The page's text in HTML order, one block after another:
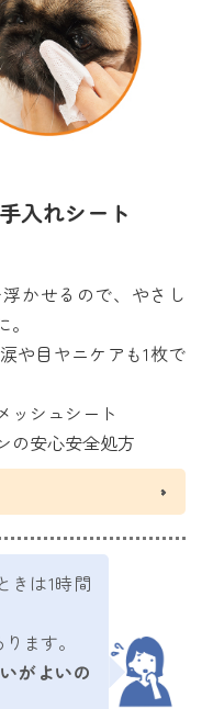
入れシート
かせるので、やさし
や目ヤニケアも1枚で
ッシュシート
の安心安全処方
きは1時間
ます。
がよいの